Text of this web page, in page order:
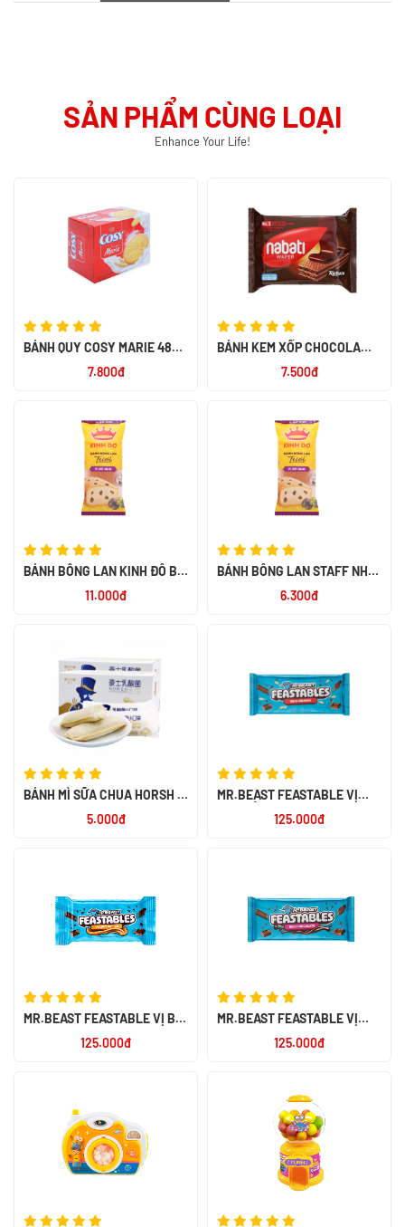
SẢN PHẨM CÙNG LOẠI
Enhance Your Life!
BÁNH QUY COSY MARIE 48GR
7.800đ
BÁNH KEM XỐP CHOCOLA
RICHOCO NABATI GÓI 52G -
NK INDONESIA7.500đ
BÁNH BÔNG LAN KINH ĐÔ BƠ
11.000đ
BÁNH BÔNG LAN STAFF NHO
6.300đ
BÁNH MÌ SỮA CHUA HORSH -
5.000đ
MR.BEAST FEASTABLE VỊ
125.000đ
MR.BEAST FEASTABLE VỊ BƠ
125.000đ
MR.BEAST FEASTABLE VỊ
125.000đ